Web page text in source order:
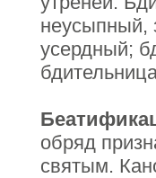
неусыпный,
усердный;
обряд
святым.